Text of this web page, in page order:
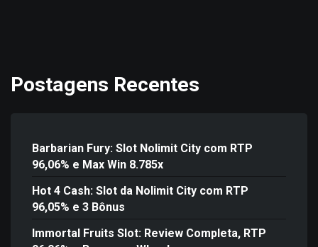
Postagens Recentes
Barbarian Fury: Slot Nolimit City com RTP
96,06% e Max Win 8.785x
Hot 4 Cash: Slot da Nolimit City com RTP
96,05% e 3 Bônus
Immortal Fruits Slot: Review Completa, RTP